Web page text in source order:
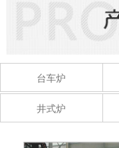
台车炉
井式炉